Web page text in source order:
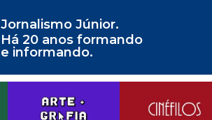
Jornalismo Júnior.
Há 20 anos formando
e informando.